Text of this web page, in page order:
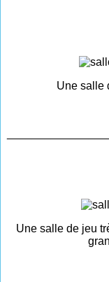
Une salle
Une salle de jeu